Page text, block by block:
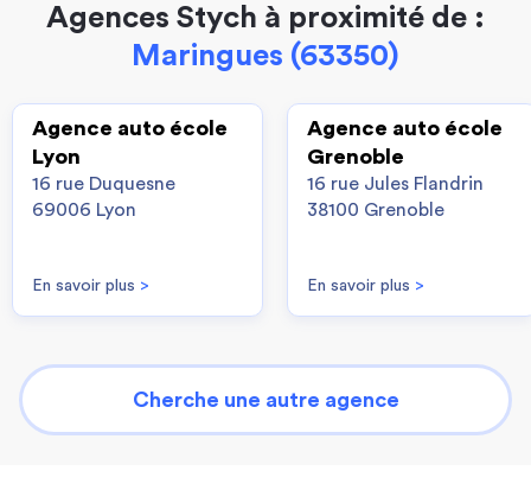
Agences Stych à proximité de :
Maringues (63350)
Agence auto école
Lyon
16 rue Duquesne
69006 Lyon
En savoir plus >
Agence auto école
Grenoble
16 rue Jules Flandrin
38100 Grenoble
En savoir plus >
Cherche une autre agence